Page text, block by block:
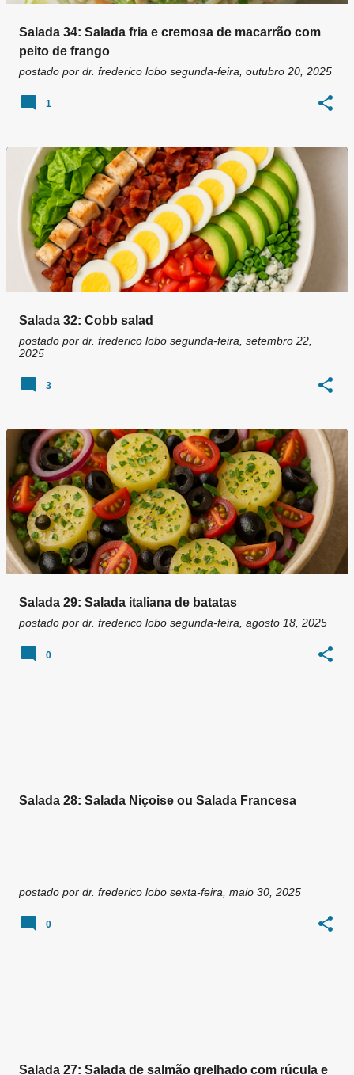
Salada 34: Salada fria e cremosa de macarrão com
peito de frango
postado por dr. frederico lobo segunda-feira, outubro 20, 2025
1
Salada 32: Cobb salad
postado por dr. frederico lobo segunda-feira, setembro 22,
2025
3
Salada 29: Salada italiana de batatas
postado por dr. frederico lobo segunda-feira, agosto 18, 2025
0
Salada 28: Salada Niçoise ou Salada Francesa
postado por dr. frederico lobo sexta-feira, maio 30, 2025
0
Salada 27: Salada de salmão grelhado com rúcula e